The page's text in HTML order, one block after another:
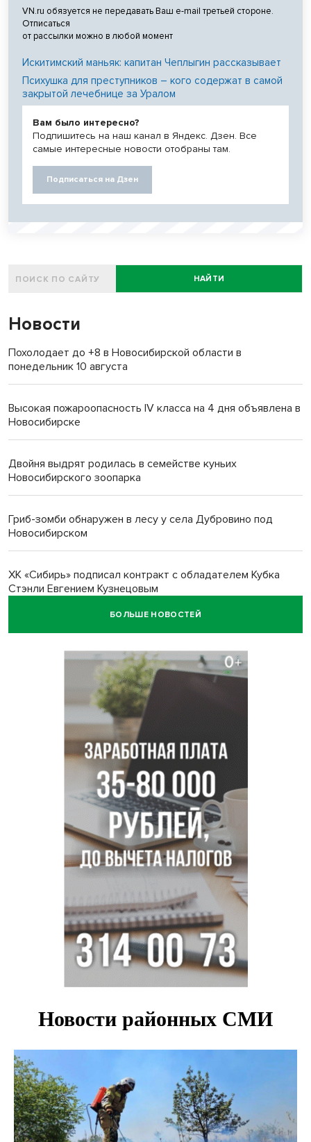
VN.ru обязуется не передавать Ваш e-mail третьей стороне.
Отписаться
от рассылки можно в любой момент
Искитимский маньяк: капитан Чеплыгин рассказывает
Психушка для преступников – кого содержат в самой
закрытой лечебнице за Уралом
Вам было интересно?
Подпишитесь на наш канал в Яндекс. Дзен. Все
самые интересные новости отобраны там.
Подписаться на Дзен
НАЙТИ
Новости
Похолодает до +8 в Новосибирской области в
понедельник 10 августа
Высокая пожароопасность IV класса на 4 дня объявлена в
Новосибирске
Двойня выдрят родилась в семействе куньих
Новосибирского зоопарка
Гриб-зомби обнаружен в лесу у села Дубровино под
Новосибирском
ХК «Сибирь» подписал контракт с обладателем Кубка
Стэнли Евгением Кузнецовым
БОЛЬШЕ НОВОСТЕЙ